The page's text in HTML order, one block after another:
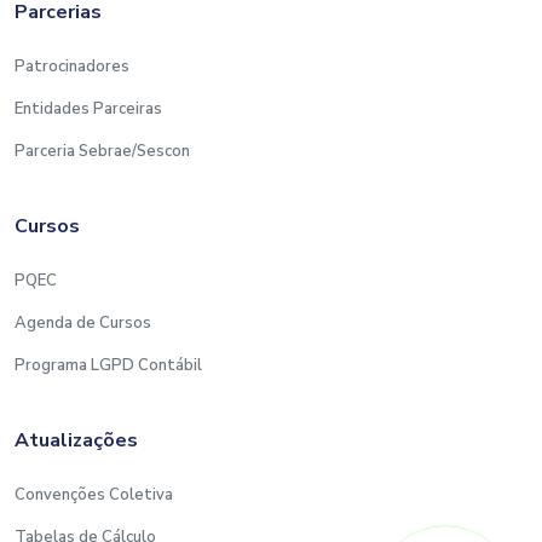
Parcerias
Patrocinadores
Entidades Parceiras
Parceria Sebrae/Sescon
Cursos
PQEC
Agenda de Cursos
Programa LGPD Contábil
Atualizações
Convenções Coletiva
Tabelas de Cálculo